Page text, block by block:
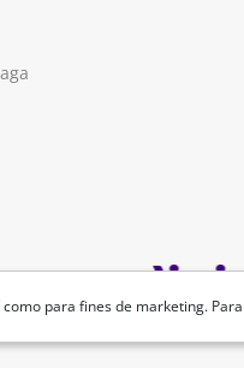
para fines de marketing.